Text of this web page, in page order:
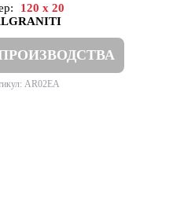
120 x 20
AR02EA